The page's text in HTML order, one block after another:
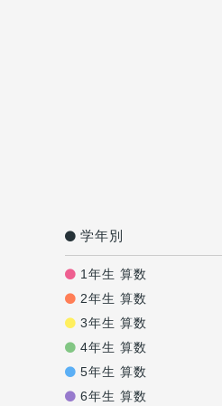
学年別
1年生 算数
2年生 算数
3年生 算数
4年生 算数
5年生 算数
6年生 算数